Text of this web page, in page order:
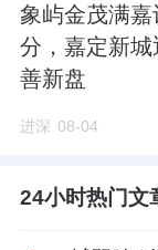
府金安。
该项目于去年
宅，面积段
象屿金茂满
分，嘉定新
善新盘
进深 08-04
24小时热门文